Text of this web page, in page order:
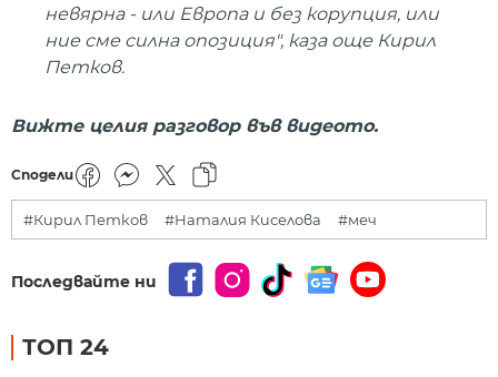
невярна - или Европа и без корупция, или
ние сме силна опозиция", каза още Кирил
Петков.
Вижте целия разговор във видеото.
Сподели
#Кирил Петков #Наталия Киселова #меч
Последвайте ни
ТОП 24